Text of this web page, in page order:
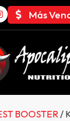
Más
BOOSTER/